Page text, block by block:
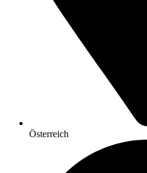
Österreich